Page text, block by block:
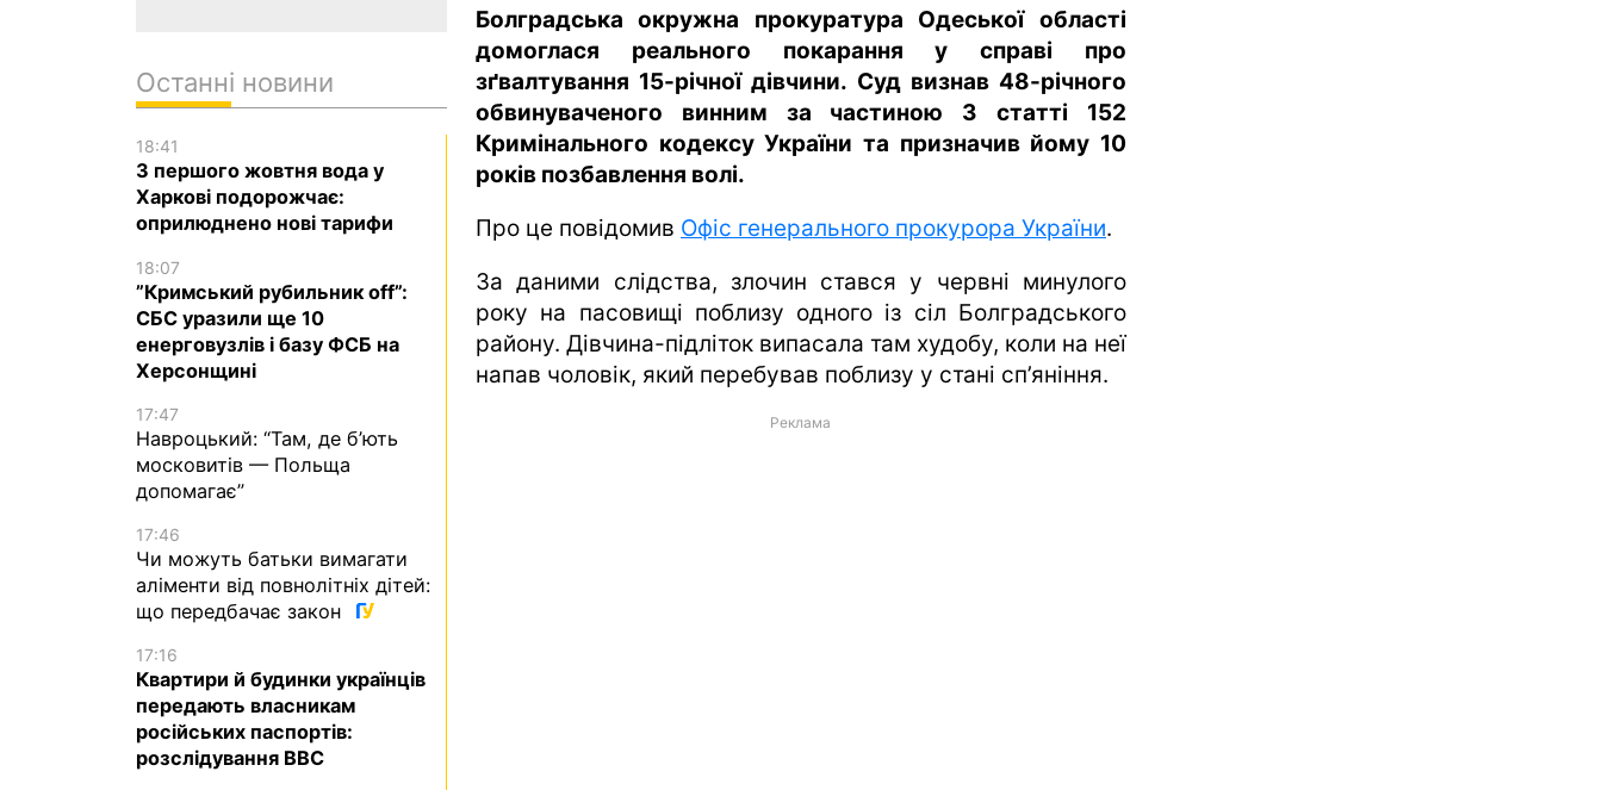
Болградська окружна прокуратура Одеської області
домоглася реального покарання у справі про
зґвалтування 15-річної дівчини. Суд визнав 48-річного
обвинуваченого винним за частиною 3 статті 152
Кримінального кодексу України та призначив йому 10
років позбавлення волі.
Про це повідомив Офіс генерального прокурора України.
За даними слідства, злочин стався у червні минулого
року на пасовищі поблизу одного із сіл Болградського
району. Дівчина-підліток випасала там худобу, коли на неї
напав чоловік, який перебував поблизу у стані сп’яніння.
Реклама
Останні новини
18:41
З першого жовтня вода у
Харкові подорожчає:
оприлюднено нові тарифи
18:07
”Кримський рубильник off”:
СБС уразили ще 10
енерговузлів і базу ФСБ на
Херсонщині
17:47
Навроцький: “Там, де б’ють
московитів — Польща
допомагає”
17:46
Чи можуть батьки вимагати
аліменти від повнолітніх дітей:
що передбачає закон
17:16
Квартири й будинки українців
передають власникам
російських паспортів:
розслідування BBC